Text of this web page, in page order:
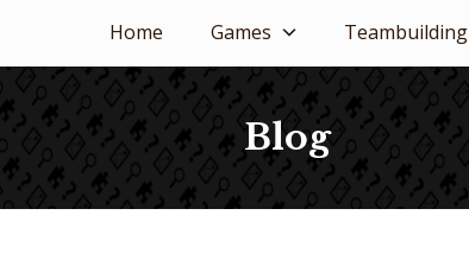
Home Games Teambuilding
Blog